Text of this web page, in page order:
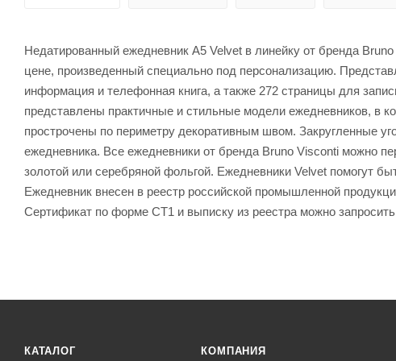
Недатированный ежедневник A5 Velvet в линейку от бренда
цене, произведенный специально под персонализацию.
информация и телефонная книга, а также 272 страницы для
представлены практичные и стильные модели ежедневников, в
прострочены по периметру декоративным швом. Закругленные
ежедневника. Все ежедневники от бренда Bruno Visconti можно
золотой или серебряной фольгой. Ежедневники Velvet помогут
Ежедневник внесен в реестр российской промышленной
Сертификат по форме СТ1 и выписку из реестра можно
КАТАЛОГ КОМПАНИЯ